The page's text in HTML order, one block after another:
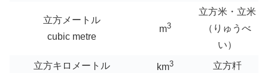
立方メートル
cubic metre
m3
立方米・立米
（りゅうべ
い）
立方キロメートル km3 立方粁